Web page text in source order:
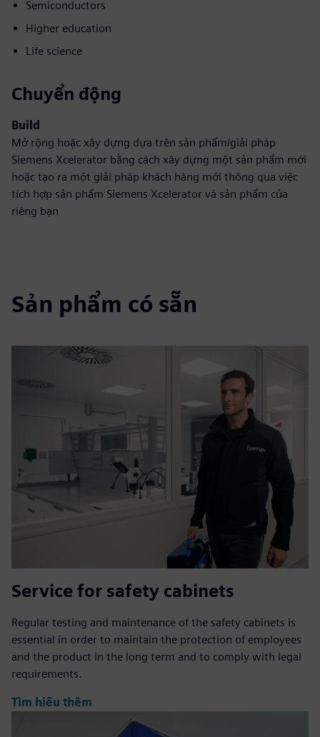
Semiconductors
Higher education
Life science
Chuyển động
Build
Mở rộng hoặc xây dựng dựa trên sản phẩm/giải pháp
Siemens Xcelerator bằng cách xây dựng một sản phẩm mới
hoặc tạo ra một giải pháp khách hàng mới thông qua việc
tích hợp sản phẩm Siemens Xcelerator và sản phẩm của
riêng bạn
Sản phẩm có sẵn
Service for safety cabinets
Regular testing and maintenance of the safety cabinets is
essential in order to maintain the protection of employees
and the product in the long term and to comply with legal
requirements.
Tìm hiểu thêm